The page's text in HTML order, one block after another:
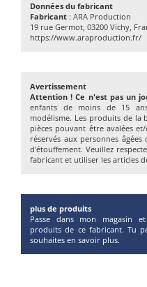
Données du fabricant
Fabricant : ARA Production
19 rue Germot, 03200 Vichy,
https://www.araproduction.fr/
Avertissement
Attention ! Ce n'est pas un
enfants de moins de 15
modélisme. Les produits de
pièces pouvant être avalées
réservés aux personnes
d'étouffement. Veuillez
fabricant et utiliser les articles
plus de produits
Passe dans mon magasin
produits de ce fabricant. Tu
souhaites en savoir plus.